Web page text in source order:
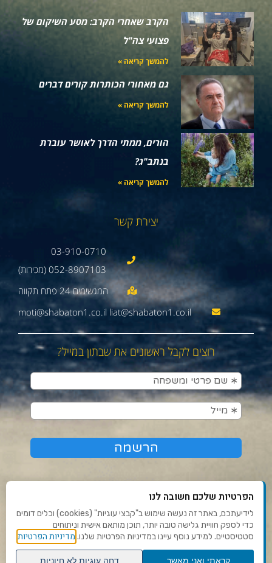
הקרב שאחרי הקרב: מסע השיקום של
פצועי צה"ל
להמשך קריאה »
גם מאחורי הכותרות קורים דברים
להמשך קריאה »
הורים, ממתי הדרך לאושר עוברת
בנתב"ג?
להמשך קריאה »
יצירת קשר
03-910-0710
052-8907103 (מכירות)
moti@shabaton1.co.il liat@shabaton1.co.il
רוצים לקבל ראשונים את שבתון במייל?
תנאי שימוש ומדיניות פרטיות
פנו אלינו
הפרטיות שלכם חשובה לנו
לידיעתכם, באתר זה נעשה שימוש ב"קבצי עוגיות" (cookies) וכלים דומים
כדי לספק חוויית גלישה טובה יותר, תוכן מותאם אישית וניתוחים
סטטיסטיים. למידע נוסף עיינו במדיניות הפרטיות שלנו. מדיניות הפרטיות
קראתי ואני מאשר דחה עוגיות לא חיוניות